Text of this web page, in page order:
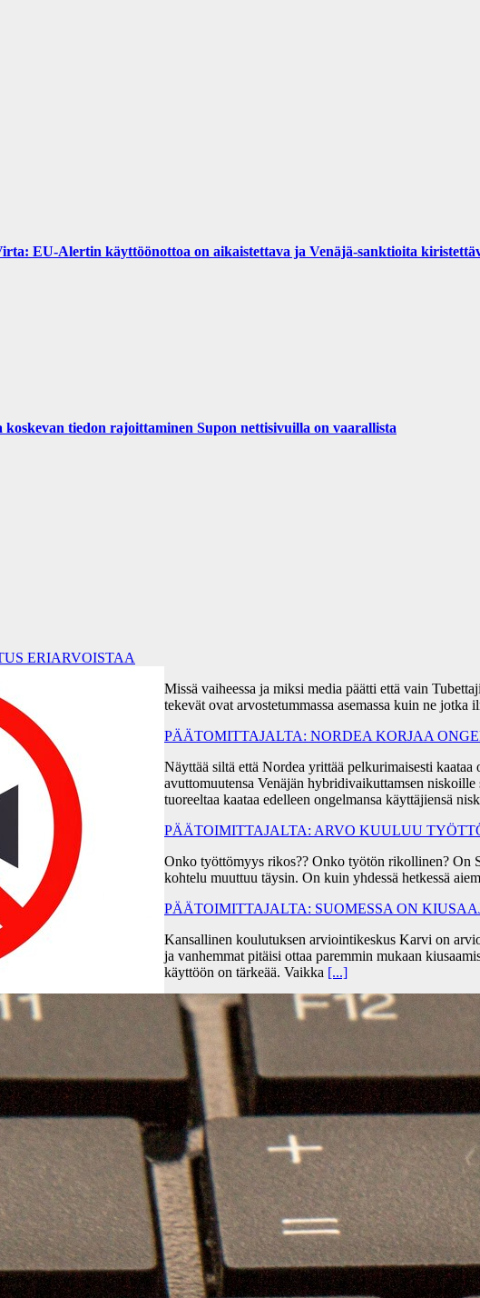
EU-Alertin käyttöönottoa on aikaistettava ja Venäjä-sanktioita
tiedon rajoittaminen Supon nettisivuilla on vaarallista
ERIARVOISTAA
Missä vaiheessa ja miksi media päätti että vain
tekevät ovat arvostetummassa asemassa kuin ne
PÄÄTOMITTAJALTA: NORDEA KORJAA
Näyttää siltä että Nordea yrittää pelkurimaisesti
avuttomuutensa Venäjän hybridivaikuttamsen
tuoreeltaa kaataa edelleen ongelmansa käyttäjiensä
PÄÄTOIMITTAJALTA: ARVO KUULUU
Onko työttömyys rikos?? Onko työtön rikollinen? On
kohtelu muuttuu täysin. On kuin yhdessä hetkessä
PÄÄTOIMITTAJALTA: SUOMESSA ON
Kansallinen koulutuksen arviointikeskus Karvi on
ja vanhemmat pitäisi ottaa paremmin mukaan
käyttöön on tärkeää. Vaikka [...]